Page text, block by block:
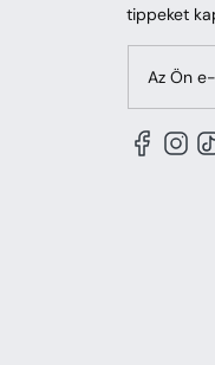
tippeket
Az Ön